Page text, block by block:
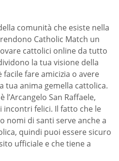
comunità che esiste nella
Catholic Match un
cattolici online da tutto
la tua visione della
facile fare amicizia o avere
tua anima gemella cattolica.
San Raffaele,
incontri felici. Il fatto che le
nomi di santi serve anche a
quindi puoi essere sicuro
ufficiale e che tiene a